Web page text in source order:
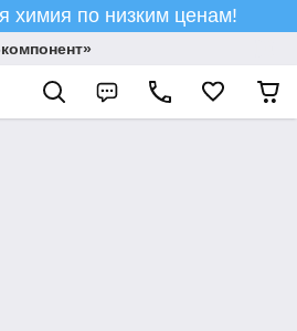
химия по низким ценам!
компонент»